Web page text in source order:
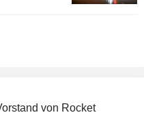
von Rocket